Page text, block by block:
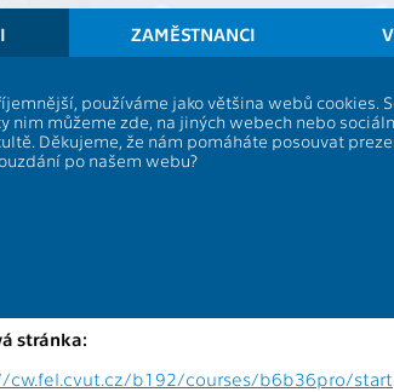
ZAMĚSTNANCI
používáme jako většina webů cookies.
nim můžeme zde, na jiných webech nebo
Děkujeme, že nám pomáháte posouvat
po našem webu?
Semestrální projekt
P
stránka:
cw.fel.cvut.cz/b192/courses/b6b36pro/start